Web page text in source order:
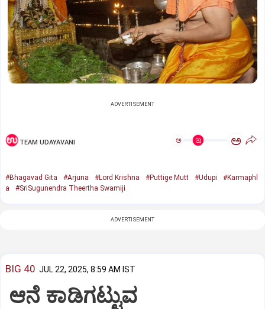
ADVERTISEMENT
TEAM UDAYAVANI ಅ ಅ
#Bhagavad Gita #Arjuna #Lord Krishna #Puttige Mutt #Udupi
#Karmaphl
a
#SriSugunendra Theertha Swamiji
ADVERTISEMENT
BIG 40 JUL 22, 2025, 8:59 AM IST
ಆನೆ ಕಾಡಿಗಟ್ಟುವ